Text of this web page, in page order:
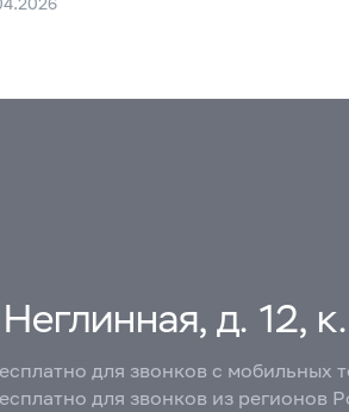
д. 12,
для звонков с мобильных
для звонков из регионов